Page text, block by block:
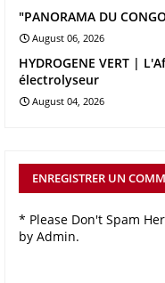
"PANORAMA DU
August 06, 2026
HYDROGENE VERT |
électrolyseur
August 04, 2026
ENREGISTRER UN
* Please Don't Spam
by Admin.